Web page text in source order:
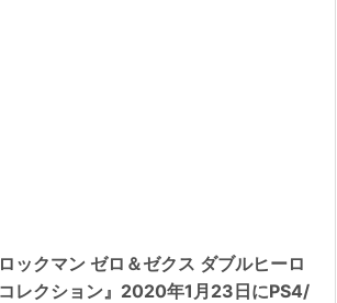
ロックマン ゼロ＆ゼクス ダブルヒーロ
レクション』2020年1月23日にPS4/